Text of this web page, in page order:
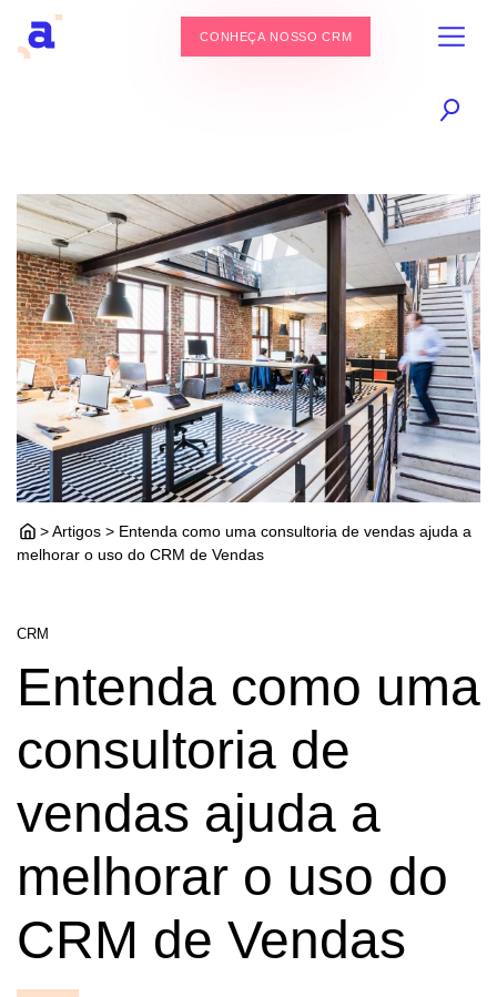
CONHEÇA NOSSO CRM
> Artigos > Entenda como uma consultoria de vendas ajuda a
melhorar o uso do CRM de Vendas
CRM
Entenda como uma
consultoria de
vendas ajuda a
melhorar o uso do
CRM de Vendas